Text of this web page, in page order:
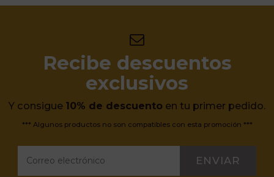
Recibe descuentos
exclusivos
Y consigue 10% de descuento en tu primer pedido.
*** Algunos productos no son compatibles con esta promoción ***
ENVIAR